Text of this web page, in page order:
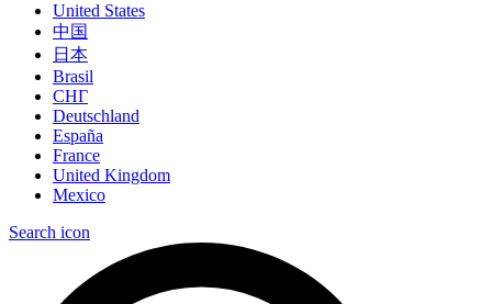
United States
中国
日本
Brasil
СНГ
Deutschland
España
France
United Kingdom
Mexico
Search icon